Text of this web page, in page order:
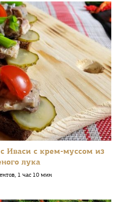
Иваси с крем-муссом из
лука
1 час 10 мин